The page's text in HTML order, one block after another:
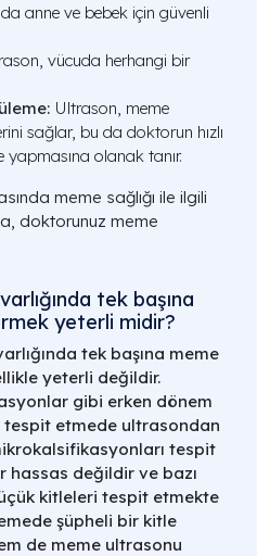
anne ve bebek için güvenli
vücuda herhangi bir
Ultrason, meme
sağlar, bu da doktorun hızlı
olanak tanır.
meme sağlığı ile ilgili
doktorunuz meme
tek başına
yeterli midir?
tek başına meme
yeterli değildir.
gibi erken dönem
etmede ultrasondan
tespit
değildir ve bazı
kitleleri tespit etmekte
şüpheli bir kitle
de meme ultrasonu